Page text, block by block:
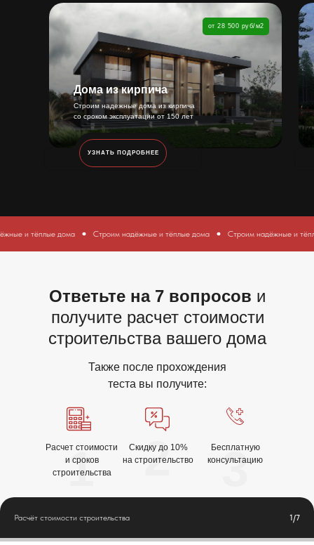
Дома из кирпича
Строим надежные дома из кирпича
со сроком эксплуатации от 150 лет
от 28 500 руб/м2
УЗНАТЬ ПОДРОБНЕЕ
Строим надёжные и тёплые дома Строим надёжные и тёплые дома
2
1
Ответьте на 7 вопросов и
получите расчет стоимости
строительства вашего дома
Скидку до 10%
на строительство
Расчет стоимости
и сроков
строительства
Также после прохождения
теста вы получите:
3
Бесплатную
консультацию
Расчёт стоимости строительства 1/7